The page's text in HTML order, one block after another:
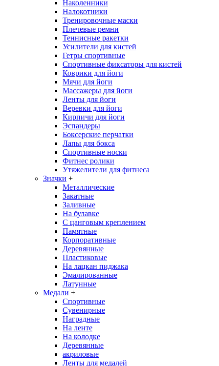
Наколенники
Налокотники
Тренировочные маски
Плечевые ремни
Теннисные ракетки
Усилители для кистей
Гетры спортивные
Спортивные фиксаторы для кистей
Коврики для йоги
Мячи для йоги
Массажеры для йоги
Ленты для йоги
Веревки для йоги
Кирпичи для йоги
Эспандеры
Боксерские перчатки
Лапы для бокса
Спортивные носки
Фитнес ролики
Утяжелители для фитнеса
Значки +
Металлические
Закатные
Заливные
На булавке
С цанговым креплением
Памятные
Корпоративные
Деревянные
Пластиковые
На лацкан пиджака
Эмалированные
Латунные
Медали +
Спортивные
Сувенирные
Наградные
На ленте
На колодке
Деревянные
акриловые
Ленты для медалей